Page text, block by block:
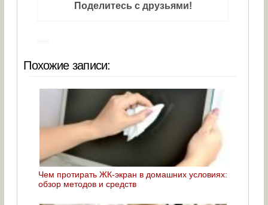
Поделитесь с друзьями!
Похожие записи:
Чем протирать ЖК-экран в домашних условиях:
обзор методов и средств